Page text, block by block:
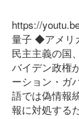
https://
量子 ◆アメリ
民主主義の国
バイデン政権
ーション・ガ
語では偽情報
報に対処する